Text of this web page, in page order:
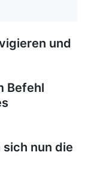
und
Befehl
nun die